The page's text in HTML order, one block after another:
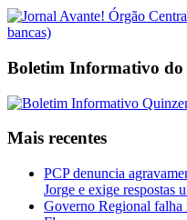
Boletim Informativo
Mais recentes
PCP denuncia
Jorge e exige respostas
Governo Regional falha